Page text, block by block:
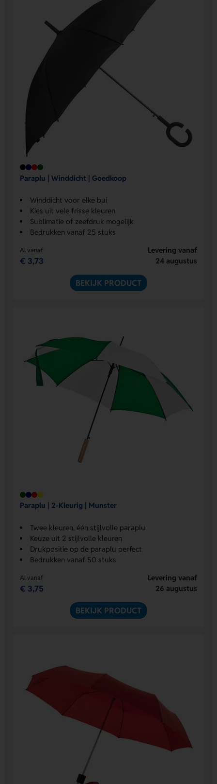
Paraplu | Winddicht | Goedkoop
Winddicht voor elke bui
Kies uit vele frisse kleuren
Sublimatie of zeefdruk mogelijk
Bedrukken vanaf 25 stuks
Al vanaf
€ 3,73
Levering vanaf
24 augustus
BEKIJK PRODUCT
Paraplu | 2-Kleurig | Munster
Twee kleuren, één stijlvolle paraplu
Keuze uit 2 stijlvolle kleuren
Drukpositie op de paraplu perfect
Bedrukken vanaf 50 stuks
Al vanaf
€ 3,75
Levering vanaf
26 augustus
BEKIJK PRODUCT